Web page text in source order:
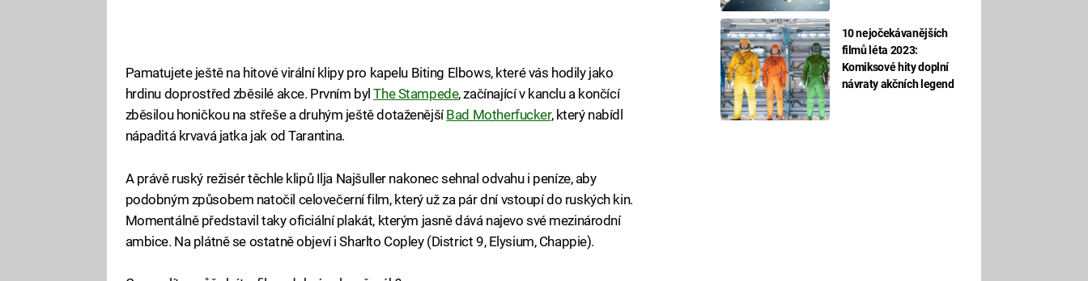
10 nejočekávanějších
filmů léta 2023:
Komiksové hity doplní
návraty akčních legend
Pamatujete ještě na hitové virální klipy pro kapelu Biting Elbows, které vás hodily jako
hrdinu doprostřed zběsilé akce. Prvním bylThe Stampede, začínající v kanclu a končící
zběsilou honičkou na střeše a druhým ještě dotaženějšíBad Motherfucker, který nabídl
nápaditá krvavá jatka jak od Tarantina.
A právě ruský režisér těchle klipů Ilja Najšuller nakonec sehnal odvahu i peníze, aby
podobným způsobem natočil celovečerní film, který už za pár dní vstoupí do ruských kin.
Momentálně představil taky oficiální plakát, kterým jasně dává najevo své mezinárodní
ambice. Na plátně se ostatně objeví i Sharlto Copley (District 9, Elysium, Chappie).